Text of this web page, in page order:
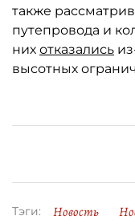
также
путепровода и
них отказались
высотных
Тэги: Новость